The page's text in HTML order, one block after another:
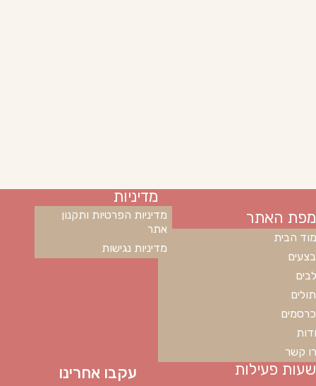
מפת האתר
הבית
קשר
מדיניות
מדיניות הפרטיות ותקנון
אתר
מדיניות נגישות
שעות פעילות עקבו אחרינו